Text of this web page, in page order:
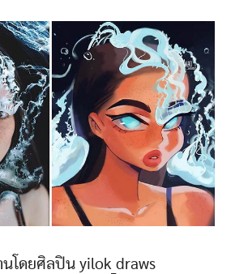
นโดยศิลปิน yilok_draws